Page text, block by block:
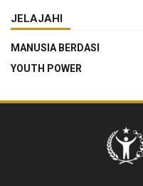
JELAJAHI
MANUSIA BERDASI
YOUTH POWER